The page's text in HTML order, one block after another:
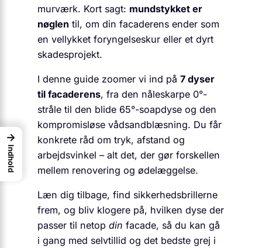
murværk. Kort sagt: mundstykket er
nøglen til, om din facaderens ender som
en vellykket foryngelseskur eller et dyrt
skadesprojekt.
I denne guide zoomer vi ind på 7 dyser
til facaderens, fra den nåleskarpe 0°-
stråle til den blide 65°-soapdyse og den
kompromisløse vådsandblæsning. Du får
konkrete råd om tryk, afstand og
arbejdsvinkel – alt det, der gør forskellen
mellem renovering og ødelæggelse.
Læn dig tilbage, find sikkerhedsbrillerne
frem, og bliv klogere på, hvilken dyse der
passer til netop din facade, så du kan gå
i gang med selvtillid og det bedste grej i
→
Indhold